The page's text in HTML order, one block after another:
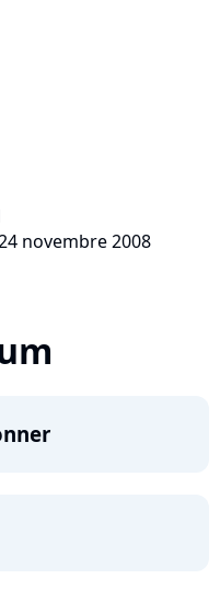
novembre 2008